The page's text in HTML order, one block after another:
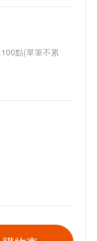
點(單筆不累